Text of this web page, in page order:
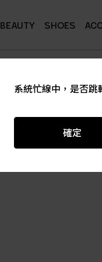
BEAUTY SHOES
系統忙線中，是否跳
確定
系統忙線中，是否跳
確定
系統忙線中，是否跳
確定
系統忙線中，是否跳
確定
系統忙線中，是否跳
確定
系統忙線中，是否跳
確定